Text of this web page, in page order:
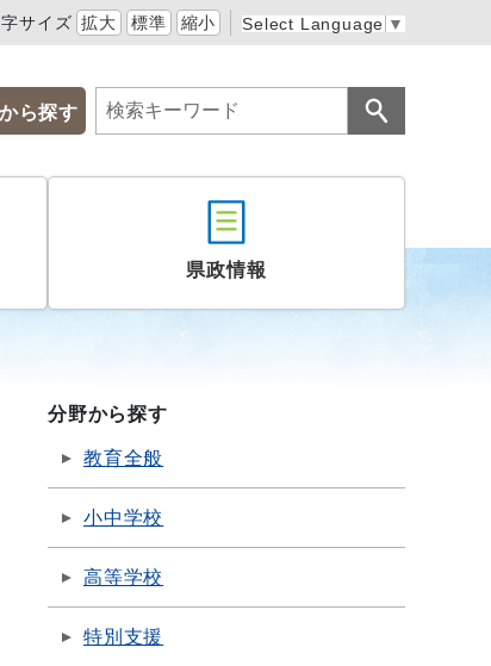
サイズ 拡大 標準 縮小 Select Language ▼
ら探す
県政情報
分野から探す
教育全般
小中学校
高等学校
特別支援